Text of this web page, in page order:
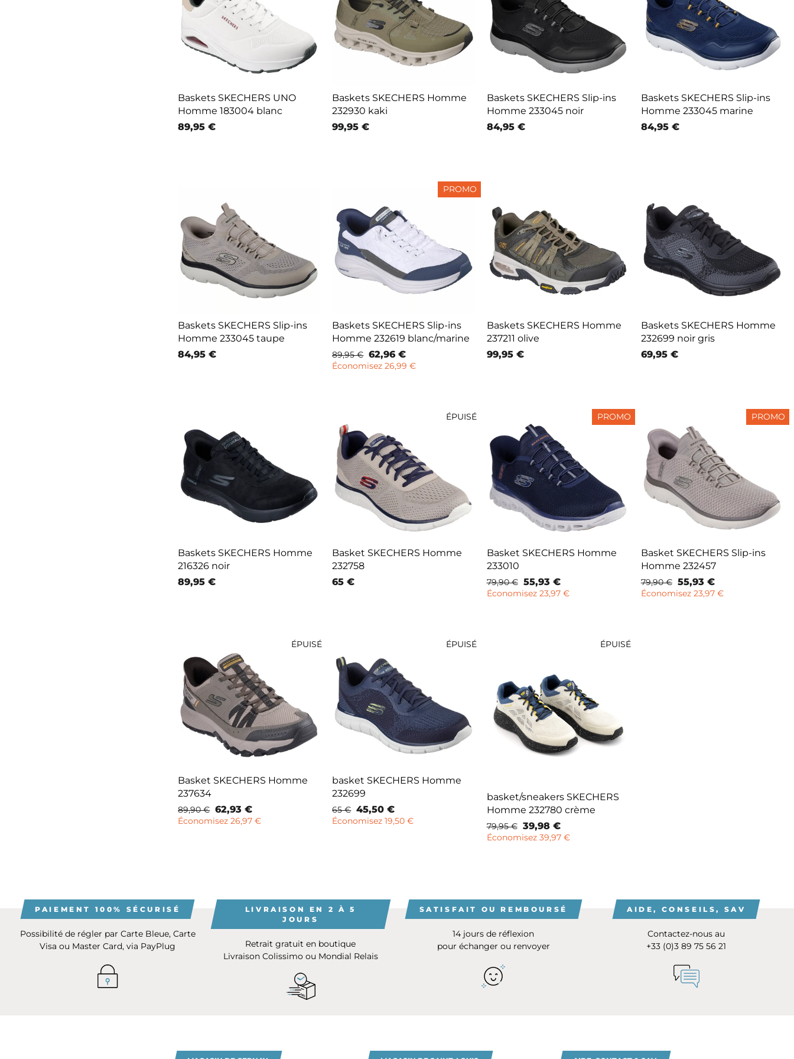
Baskets SKECHERS UNO
Homme 183004 blanc
89,95 €
Baskets SKECHERS Homme
232930 kaki
99,95 €
Baskets SKECHERS Slip-ins
Homme 233045 noir
84,95 €
Baskets SKECHERS Slip-ins
Homme 233045 marine
84,95 €
Baskets SKECHERS Slip-ins
Homme 233045 taupe
84,95 €
PROMO
Baskets SKECHERS Slip-ins
Homme 232619 blanc/marine
Prix
normal
89,95 € Prix
remisé
62,96 €
Économisez 26,99 €
Baskets SKECHERS Homme
237211 olive
99,95 €
Baskets SKECHERS Homme
232699 noir gris
69,95 €
Baskets SKECHERS Homme
216326 noir
89,95 €
ÉPUISÉ
Basket SKECHERS Homme
232758
65 €
PROMO
Basket SKECHERS Homme
233010
Prix
normal
79,90 €
Prix
remisé
55,93 €
Économisez 23,97 €
PROMO
Basket SKECHERS Slip-ins
Homme 232457
Prix
normal
79,90 €
Prix
remisé
55,93 €
Économisez 23,97 €
ÉPUISÉ
Basket SKECHERS Homme
237634
Prix
normal
89,90 € Prix
remisé
62,93 €
Économisez 26,97 €
ÉPUISÉ
basket SKECHERS Homme
232699
Prix
normal
65 € Prix
remisé
45,50 €
Économisez 19,50 €
ÉPUISÉ
basket/sneakers SKECHERS
Homme 232780 crème
Prix
normal
79,95 € Prix
remisé
39,98 €
Économisez 39,97 €
PAIEMENT 100% SÉCURISÉ
Possibilité de régler par Carte Bleue, Carte
Visa ou Master Card, via PayPlug
LIVRAISON EN 2 À 5
JOURS
Retrait gratuit en boutique
Livraison Colissimo ou Mondial Relais
SATISFAIT OU REMBOURSÉ
14 jours de réflexion
pour échanger ou renvoyer
AIDE, CONSEILS, SAV
Contactez-nous au
+33 (0)3 89 75 56 21